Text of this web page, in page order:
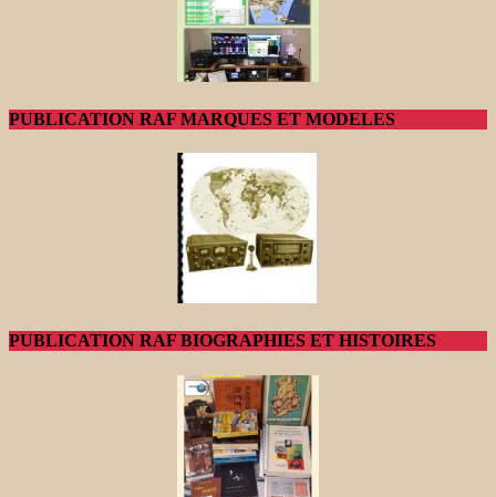
PUBLICATION RAF MARQUES ET MODELES
PUBLICATION RAF BIOGRAPHIES ET HISTOIRES